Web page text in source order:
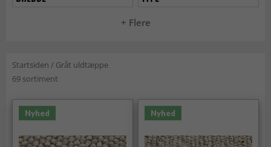
+ Flere
Startsiden / Gråt uldtæppe
69 sortiment
Nyhed Nyhed